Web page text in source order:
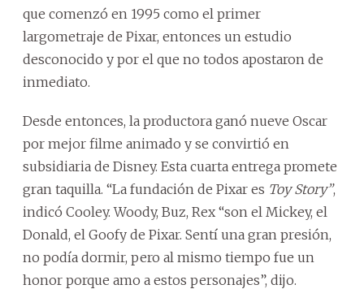
que comenzó en 1995 como el primer
largometraje de Pixar, entonces un estudio
desconocido y por el que no todos apostaron de
inmediato.
Desde entonces, la productora ganó nueve Oscar
por mejor filme animado y se convirtió en
subsidiaria de Disney. Esta cuarta entrega promete
gran taquilla. “La fundación de Pixar es Toy Story”,
indicó Cooley. Woody, Buz, Rex “son el Mickey, el
Donald, el Goofy de Pixar. Sentí una gran presión,
no podía dormir, pero al mismo tiempo fue un
honor porque amo a estos personajes”, dijo.